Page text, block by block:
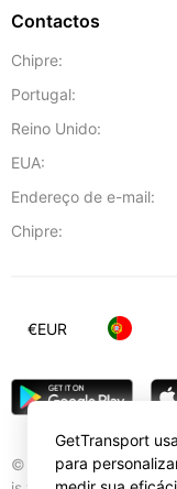
Contactos
Chipre:
Portugal:
Reino Unido:
EUA:
Endereço de e-mail:
Chipre:
© Gettransport
€EUR
GetTransport
para